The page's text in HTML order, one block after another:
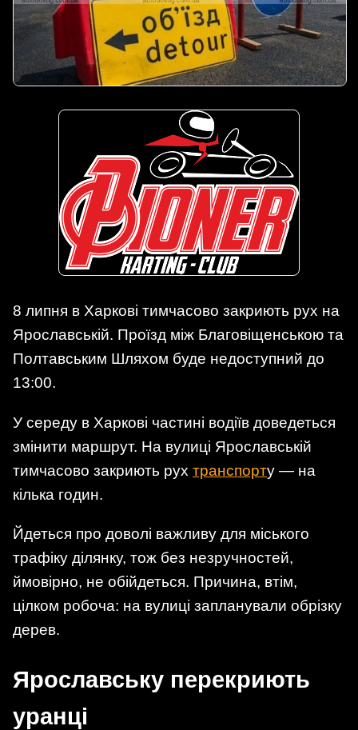
8 липня в Харкові тимчасово закриють рух на
Ярославській. Проїзд між Благовіщенською та
Полтавським Шляхом буде недоступний до
13:00.
У середу в Харкові частині водіїв доведеться
змінити маршрут. На вулиці Ярославській
тимчасово закриють рух транспорту — на
кілька годин.
Йдеться про доволі важливу для міського
трафіку ділянку, тож без незручностей,
ймовірно, не обійдеться. Причина, втім,
цілком робоча: на вулиці запланували обрізку
дерев.
Ярославську перекриють
уранці